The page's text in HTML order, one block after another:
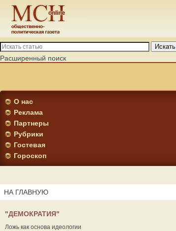
Искать
Расширенный поиск
О нас
Реклама
Партнеры
Рубрики
Гостевая
Гороскоп
НА ГЛАВНУЮ
"ДЕМОКРАТИЯ"
Ложь как основа идеологии